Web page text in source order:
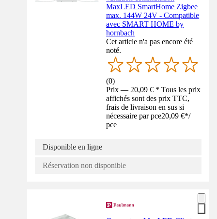
MaxLED SmartHome Zigbee
max. 144W 24V - Compatible
avec SMART HOME by
hornbach
Cet article n'a pas encore été
noté.
(0)
Prix — 20,09 € * Tous les prix
affichés sont des prix TTC,
frais de livraison en sus si
nécessaire par pce20,09 €*/
pce
Disponible en ligne
Réservation non disponible